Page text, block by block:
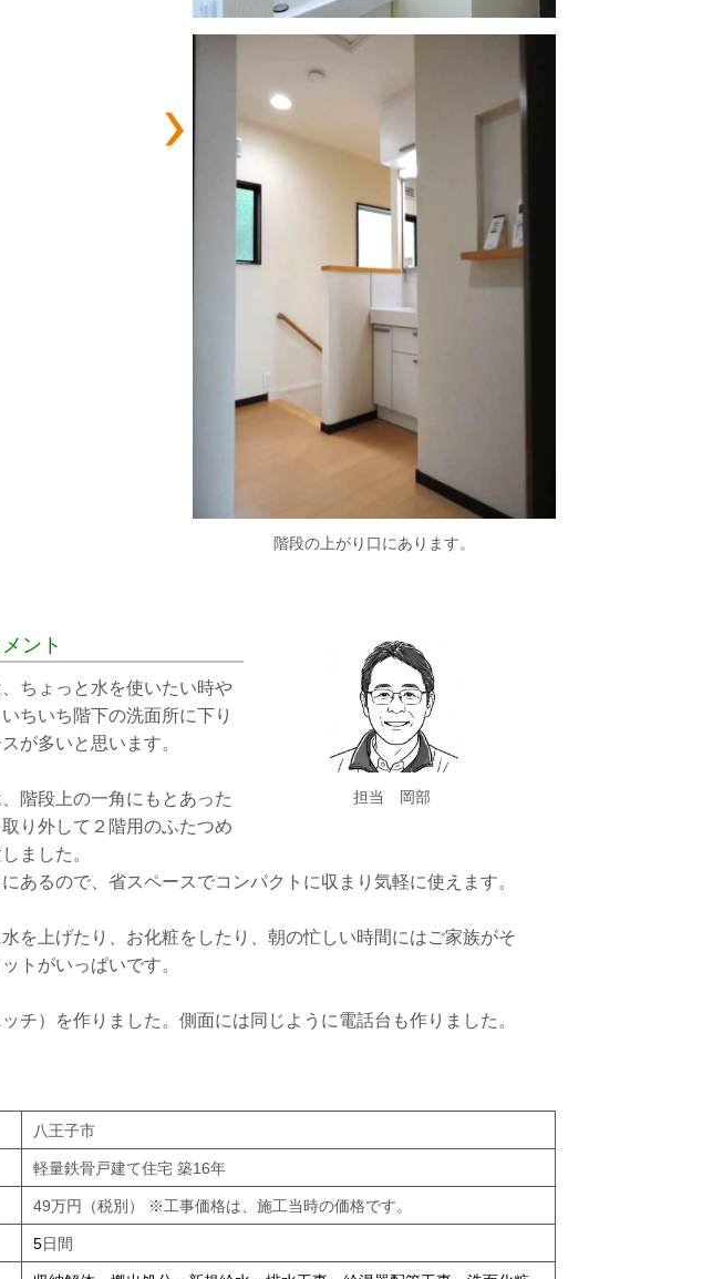
階段の上がり口にあります。
担当 岡部
ント
ちょっと水を使いたい時や
ちいち階下の洗面所に下り
が多いと思います。
階段上の一角にもとあった
り外して２階用のふたつめ
ました。
あるので、省スペースでコンパクトに収まり気軽に使えます。
を上げたり、お化粧をしたり、朝の忙しい時間にはご家族がそ
トがいっぱいです。
チ）を作りました。側面には同じように電話台も作りました。
八王子市
軽量鉄骨戸建て住宅 築16年
49万円（税別） ※工事価格は、施工当時の価格です。
5日間